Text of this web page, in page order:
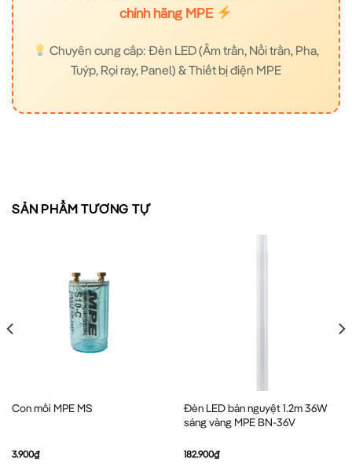
chính hãng MPE
Chuyên cung cấp: Đèn LED (Âm trần, Nổi trần, Pha,
Tuýp, Rọi ray, Panel) & Thiết bị điện MPE
SẢN PHẨM TƯƠNG TỰ
Con mồi MPE MS
3.900₫
Đèn LED bán nguyệt 1.2m 36W
sáng vàng MPE BN-36V
182.900₫